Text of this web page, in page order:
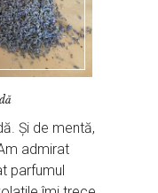
Și de mentă,
admirat
parfumul